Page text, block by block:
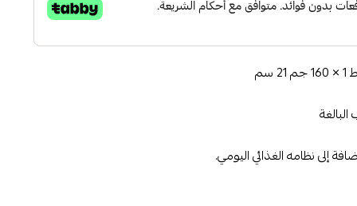
إلى نظامه الغذائي اليومي.